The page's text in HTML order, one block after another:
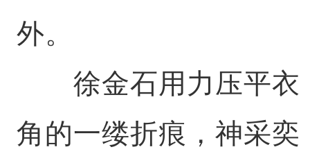
外。
徐金石用力压平衣
角的一缕折痕，神采奕